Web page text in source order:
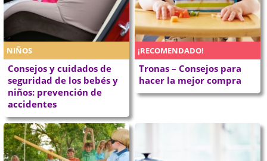
NIÑOS
Consejos y cuidados de
seguridad de los bebés y
niños: prevención de
accidentes
¡RECOMENDADO!
Tronas – Consejos para
hacer la mejor compra